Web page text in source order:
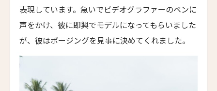
ラ・コラリーナ・アイランド・ハウス
La Coralina Island House
コンヴェント・フランチェスカーノ
Convento Francescano
パイン・ツリーズ・ホテル
Pine Trees Hotel
表現しています。急いでビデオグラファーのベンに
声をかけ、彼に即興でモデルになってもらいました
が、彼はポージングを見事に決めてくれました。